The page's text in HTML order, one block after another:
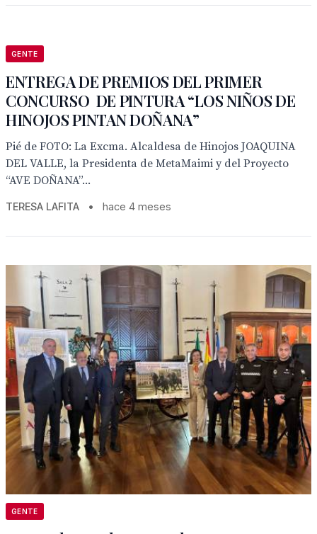
GENTE
ENTREGA DE PREMIOS DEL PRIMER
CONCURSO DE PINTURA “LOS NIÑOS DE
HINOJOS PINTAN DOÑANA”
Pié de FOTO: La Excma. Alcaldesa de Hinojos JOAQUINA
DEL VALLE, la Presidenta de MetaMaimi y del Proyecto
“AVE DOÑANA”...
TERESA LAFITA • hace 4 meses
GENTE